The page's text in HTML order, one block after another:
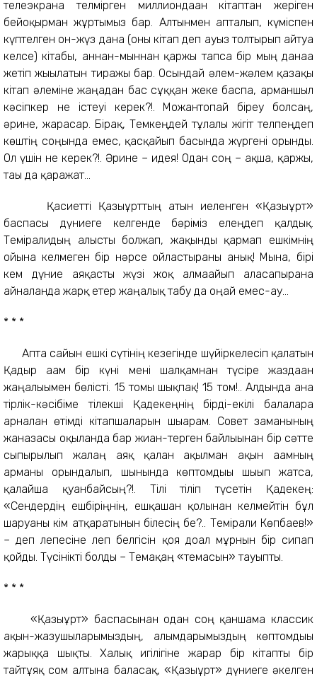
телеэкранға телмірген миллиондаған кітаптан жеріген
бейоқырман жұртымыз бар. Алтынмен апталып, күміспен
күптелген он-жүз дана (оны кітап деп ауыз толтырып айтуға
келсе) кітабы, аннан-мыннан қаржы тапса бір мың данаға
жетіп жығылатын тиражы бар. Осындай әлем-жәлем қазақы
кітап әлеміне жаңадан бас сұққан жеке баспа, арманшыл
кәсіпкер не істеуі керек?!. Можантопай біреу болсаң,
әрине, жарасар. Бірақ, Темкеңдей тұлғалы жігіт телпеңдеп
көштің соңында емес, қасқайып басында жүргені орынды.
Ол үшін не керек?!. Әрине – идея! Одан соң – ақша, қаржы,
тағы да қаражат...
Қасиетті Қазығұрттың атын иеленген «Қазығұрт»
баспасы дүниеге келгенде бәріміз елеңдеп қалдық.
Темірғалидың алысты болжап, жақынды қармап ешкімнің
ойына келмеген бір нәрсе ойластырғаны анық! Мына, бірі
кем дүние аяқасты жүзі жоқ алмағайып аласапыранға
айналғанда жарқ етер жаңалық табу да оңай емес-ау...
* * *
Апта сайын ешкі сүтінің кезегінде шүйіркелесіп қалатын
Қадыр ағам бір күні мені шалқамнан түсіре жаздаған
жаңалығымен бөлісті. 15 томы шықпақ! 15 том!.. Алдында ғана
тірлік-кәсібіме тілекші Қадекеңнің бірді-екілі балаларға
арналған өтімді кітапшаларын шығарғам. Совет заманының
жаназасы оқылғанда бар жиған-терген байлығынан бір сәтте
сыпырылып жалаң аяқ қалған ақылман ақын ағамның
арманы орындалып, шынында көптомдығы шығып жатса,
қалайша қуанбайсың?!. Тілі тіліп түсетін Қадекең:
«Сендердің ешбіріңнің, ешқашан қолынан келмейтін бұл
шаруаны кім атқаратынын білесің бе?.. Темірғали Көпбаев!»
– деп лепесіне леп белгісін қоя доғал мұрнын бір сипап
қойды. Түсінікті болды – Темақаң «темасын» тауыпты.
* * *
«Қазығұрт» баспасынан одан соң қаншама классик
ақын-жазушыларымыздың, ғалымдарымыздың көптомдығы
жарыққа шықты. Халық игілігіне жарар бір кітапты бір
тайтұяқ сом алтынға баласақ, «Қазығұрт» дүниеге әкелген